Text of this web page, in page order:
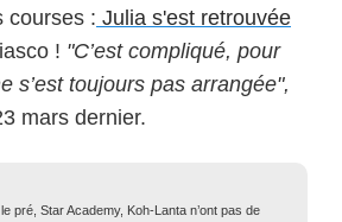
courses : Julia s'est retrouvée
! "C’est compliqué, pour
s’est toujours pas arrangée",
mars dernier.
pré, Star Academy, Koh-Lanta n’ont pas de